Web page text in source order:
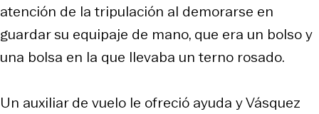
atención de la tripulación al demorarse en
guardar su equipaje de mano, que era un bolso y
una bolsa en la que llevaba un terno rosado.
Un auxiliar de vuelo le ofreció ayuda y Vásquez